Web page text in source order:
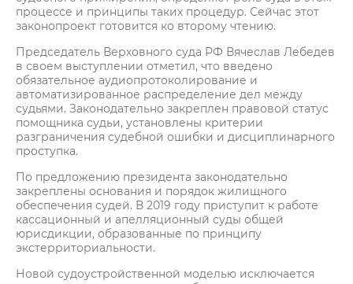
процессе и принципы таких процедур. Сейчас этот
законопроект готовится ко второму чтению.
Председатель Верховного суда РФ Вячеслав Лебедев
в своем выступлении отметил, что введено
обязательное аудиопротоколирование и
автоматизированное распределение дел между
судьями. Законодательно закреплен правовой статус
помощника судьи, установлены критерии
разграничения судебной ошибки и дисциплинарного
проступка.
По предложению президента законодательно
закреплены основания и порядок жилищного
обеспечения судей. В 2019 году приступит к работе
кассационный и апелляционный суды общей
юрисдикции, образованные по принципу
экстерриториальности.
Новой судоустройственной моделью исключается